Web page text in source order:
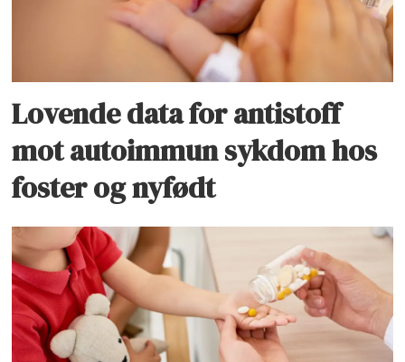
Lovende data for antistoff
mot autoimmun sykdom hos
foster og nyfødt